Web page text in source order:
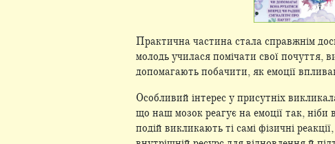
Практична частина стала справжнім
молодь училася помічати свої почуття,
допомагають побачити, як емоції
Особливий інтерес у присутніх
що наш мозок реагує на емоції так,
подій викликають ті самі фізичні